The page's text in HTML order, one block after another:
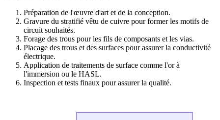
Préparation de l'œuvre d'art et de la conception.
Gravure du stratifié vêtu de cuivre pour former les motifs de
circuit souhaités.
Forage des trous pour les fils de composants et les vias.
Placage des trous et des surfaces pour assurer la conductivité
électrique.
Application de traitements de surface comme l'or à
l'immersion ou le HASL.
Inspection et tests finaux pour assurer la qualité.